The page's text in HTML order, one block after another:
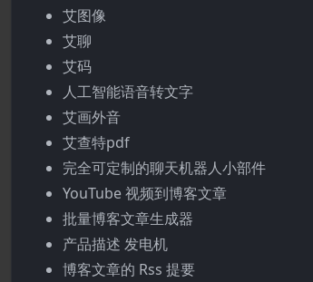
艾图像
艾聊
艾码
人工智能语音转文字
艾画外音
艾查特pdf
完全可定制的聊天机器人小部件
YouTube 视频到博客文章
批量博客文章生成器
产品描述 发电机
博客文章的 Rss 提要